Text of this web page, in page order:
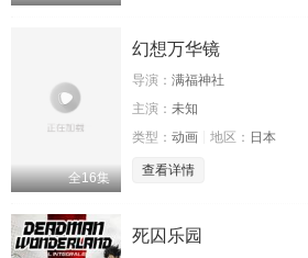
全16集
幻想万华镜
导演： 满福神社
主演： 未知
类型： 动画 地区： 日本
查看详情
死囚乐园